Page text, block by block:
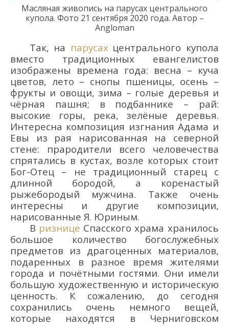
Масляная живопись на парусах центрального
купола. Фото 21 сентября 2020 года. Автор –
Angloman
Так, на парусах центрального купола
вместо традиционных евангелистов
изображены времена года: весна – куча
цветов, лето – снопы пшеницы, осень –
фрукты и овощи, зима – голые деревья и
чёрная пашня; в подбаннике – рай:
высокие горы, река, зелёные деревья.
Интересна композиция изгнания Адама и
Евы из рая нарисованная на северной
стене: прародители всего человечества
спрятались в кустах, возле которых стоит
Бог-Отец – не традиционный старец с
длинной бородой, а коренастый
рыжебородый мужчина. Также очень
интересны и другие композиции,
нарисованные Я. Юриным.
В ризнице Спасскогохрама хранилось
большое количество богослужебных
предметов из драгоценных материалов,
подаренных в разное время жителями
города и почётными гостями. Они имели
большую художественную и историческую
ценность.
К сожалению, до сегодня
сохранились очень немного вещей,
которые находятся в Черниговском